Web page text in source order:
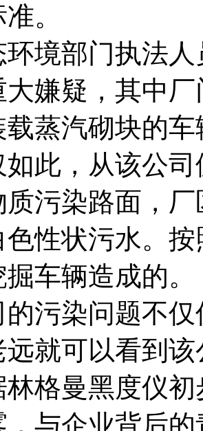
。
环境部门执法
大嫌疑，其中
蒸汽砌块的
此，从该公
污染路面，
性状污水。
车辆造成的。
污染问题不
远就可以看到
林格曼黑度仪
与企业背后